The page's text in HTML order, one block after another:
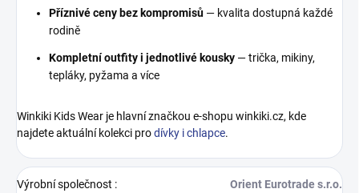
Příznivé ceny bez kompromisů — kvalita dostupná každé
rodině
Kompletní outfity i jednotlivé kousky — trička, mikiny,
tepláky, pyžama a více
Winkiki Kids Wear je hlavní značkou e-shopu winkiki.cz, kde
najdete aktuální kolekci prodívky i chlapce.
Výrobní společnost : Orient Eurotrade s.r.o.